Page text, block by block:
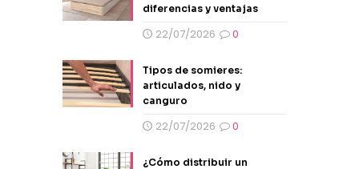
diferencias y ventajas
22/07/2026 0
Tipos de somieres:
articulados, nido y
canguro
22/07/2026 0
¿Cómo distribuir un